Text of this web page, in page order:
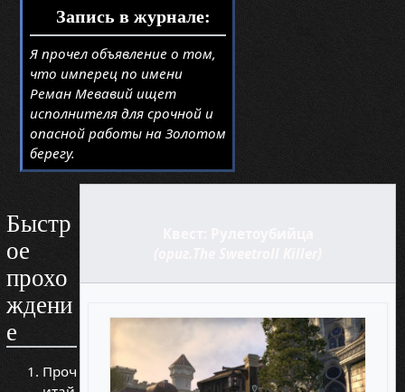
Запись в журнале:
Я прочел объявление о том,
что имперец по имени
Реман Мевавий ищет
исполнителя для срочной и
опасной работы на Золотом
берегу.
Быстр
ое
прохо
ждени
е
Проч